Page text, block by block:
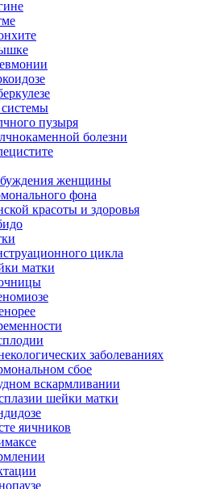
пузыря
болезни
женщины
фона
красоты и здоровья
цикла
матки
заболеваниях
сбое
вскармливании
шейки матки
яичников